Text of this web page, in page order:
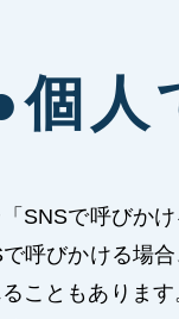
個人
SNSで呼びか
呼びかける場
こともありま